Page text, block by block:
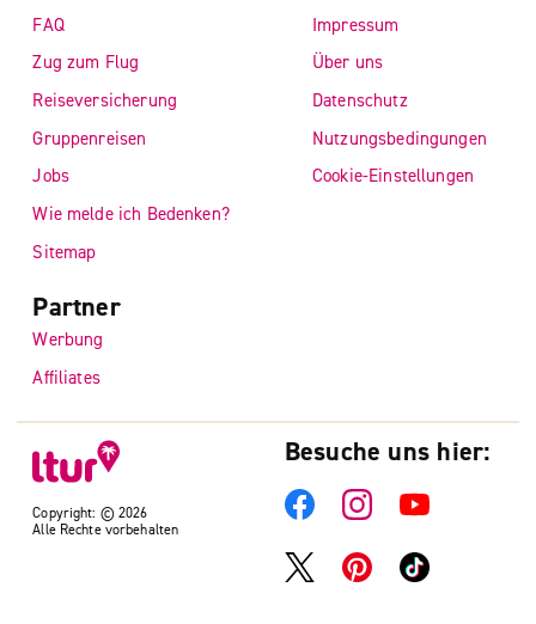
Copyright: © 2026
Alle Rechte vorbehalten
FAQ
Zug zum Flug
Reiseversicherung
Gruppenreisen
Jobs
Wie melde ich Bedenken?
Sitemap
Impressum
Über uns
Datenschutz
Nutzungsbedingungen
Cookie-Einstellungen
Partner
Werbung
Affiliates
Besuche uns hier: